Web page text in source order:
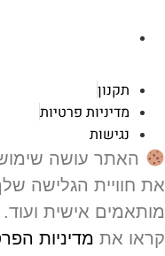
תקנון
מדיניות פרטיות
נגישות
האתר עושה שימוש
חוויית הגלישה
אישית ועוד.
אתמדיניות